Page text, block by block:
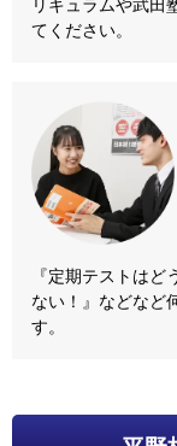
リキュラムや武田
てください。
『定期テストは
ない！』などなど
す。